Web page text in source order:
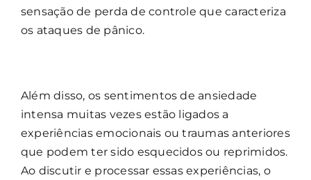
sensação de perda de controle que caracteriza
os ataques de pânico.
Além disso, os sentimentos de ansiedade
intensa muitas vezes estão ligados a
experiências emocionais ou traumas anteriores
que podem ter sido esquecidos ou reprimidos.
Ao discutir e processar essas experiências, o